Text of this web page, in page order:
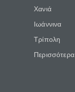
Χανιά
Ιωάννινα
Τρίπολη
Περισσότερα